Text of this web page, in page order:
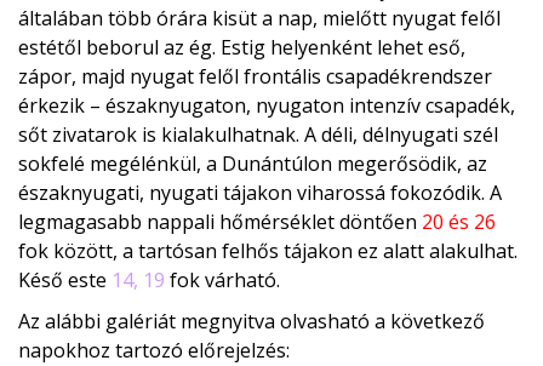
általában több órára kisüt a nap, mielőtt nyugat felől
estétől beborul az ég. Estig helyenként lehet eső,
zápor, majd nyugat felől frontális csapadékrendszer
érkezik – északnyugaton, nyugaton intenzív csapadék,
sőt zivatarok is kialakulhatnak. A déli, délnyugati szél
sokfelé megélénkül, a Dunántúlon megerősödik, az
északnyugati, nyugati tájakon viharossá fokozódik. A
legmagasabb nappali hőmérséklet döntően 20 és 26
fok között, a tartósan felhős tájakon ez alatt alakulhat.
Késő este 14, 19 fok várható.
Az alábbi galériát megnyitva olvasható a következő
napokhoz tartozó előrejelzés: